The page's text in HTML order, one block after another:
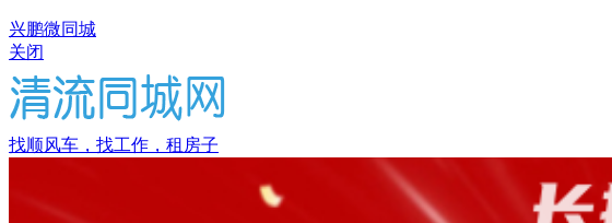
兴鹏微同城
关闭
找顺风车，找工作，租房子